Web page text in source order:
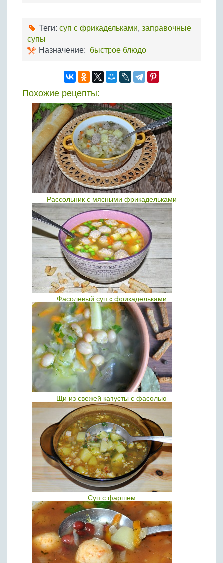
Теги: суп с фрикадельками, заправочные
супы
Назначение: быстрое блюдо
Похожие рецепты:
Рассольник с мясными фрикадельками
Фасолевый суп с фрикадельками
Щи из свежей капусты с фасолью
Суп с фаршем